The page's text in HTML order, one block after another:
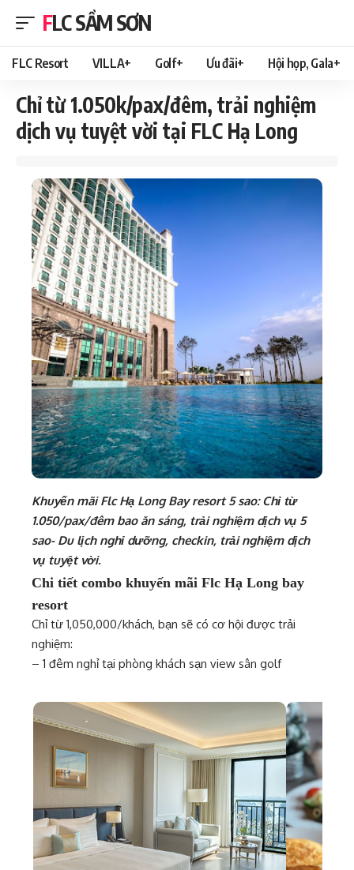
FLC SẦM SƠN
FLC Resort VILLA+ Golf+ Ưu đãi+ Hội họp, Gala+
Chỉ từ 1.050k/pax/đêm, trải nghiệm
dịch vụ tuyệt vời tại FLC Hạ Long
Khuyến mãi Flc Hạ Long Bay resort 5 sao: Chỉ từ
1.050/pax/đêm bao ăn sáng, trải nghiệm dịch vụ 5
sao- Du lịch nghỉ dưỡng, checkin, trải nghiệm dịch
vụ tuyệt vời.
Chi tiết combo khuyến mãi Flc Hạ Long bay
resort
Chỉ từ 1,050,000/khách, bạn sẽ có cơ hội được trải
nghiệm:
– 1 đêm nghỉ tại phòng khách sạn view sân golf